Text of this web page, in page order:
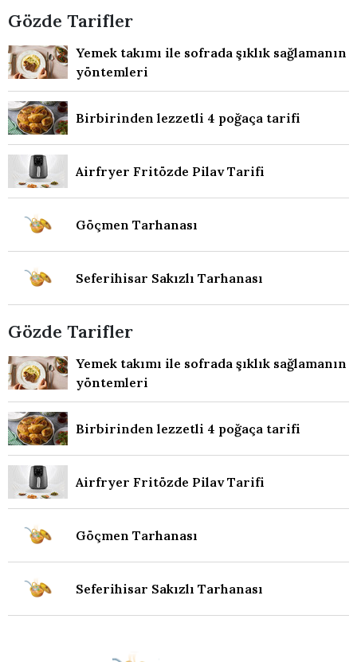
Gözde Tarifler
Yemek takımı ile sofrada şıklık sağlamanın
yöntemleri
Birbirinden lezzetli 4 poğaça tarifi
Airfryer Fritözde Pilav Tarifi
Göçmen Tarhanası
Seferihisar Sakızlı Tarhanası
Gözde Tarifler
Yemek takımı ile sofrada şıklık sağlamanın
yöntemleri
Birbirinden lezzetli 4 poğaça tarifi
Airfryer Fritözde Pilav Tarifi
Göçmen Tarhanası
Seferihisar Sakızlı Tarhanası